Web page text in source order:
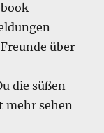
über
die süßen
mehr sehen